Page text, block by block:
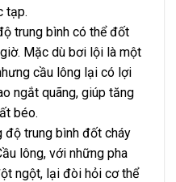
tạp.
trung bình có thể đốt
Mặc dù bơi lội là một
cầu lông lại có lợi
ngắt quãng, giúp tăng
béo.
trung bình đốt cháy
lông, với những pha
ngột, lại đòi hỏi cơ thể